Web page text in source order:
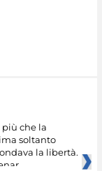
che la
soltanto
la libertà.